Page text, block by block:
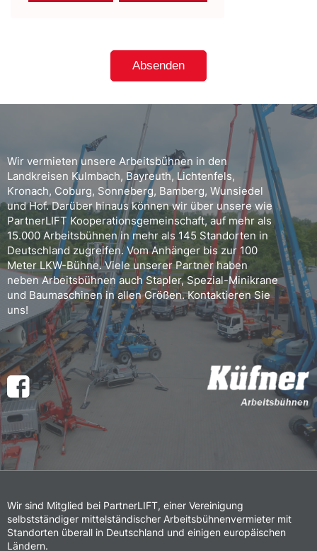
Wir vermieten unsere Arbeitsbühnen in den
Landkreisen Kulmbach, Bayreuth, Lichtenfels,
Kronach, Coburg, Sonneberg, Bamberg, Wunsiedel
und Hof. Darüber hinaus können wir über unsere wie
PartnerLIFT Kooperationsgemeinschaft, auf mehr als
15.000 Arbeitsbühnen in mehr als 145 Standorten in
Deutschland zugreifen. Vom Anhänger bis zur 100
Meter LKW-Bühne. Viele unserer Partner haben
neben Arbeitsbühnen auch Stapler, Spezial-Minikrane
und Baumaschinen in allen Größen. Kontaktieren Sie
uns!
Wir sind Mitglied bei PartnerLIFT, einer Vereinigung
selbstständiger mittelständischer Arbeitsbühnenvermieter mit
Standorten überall in Deutschland und einigen europäischen
Ländern.